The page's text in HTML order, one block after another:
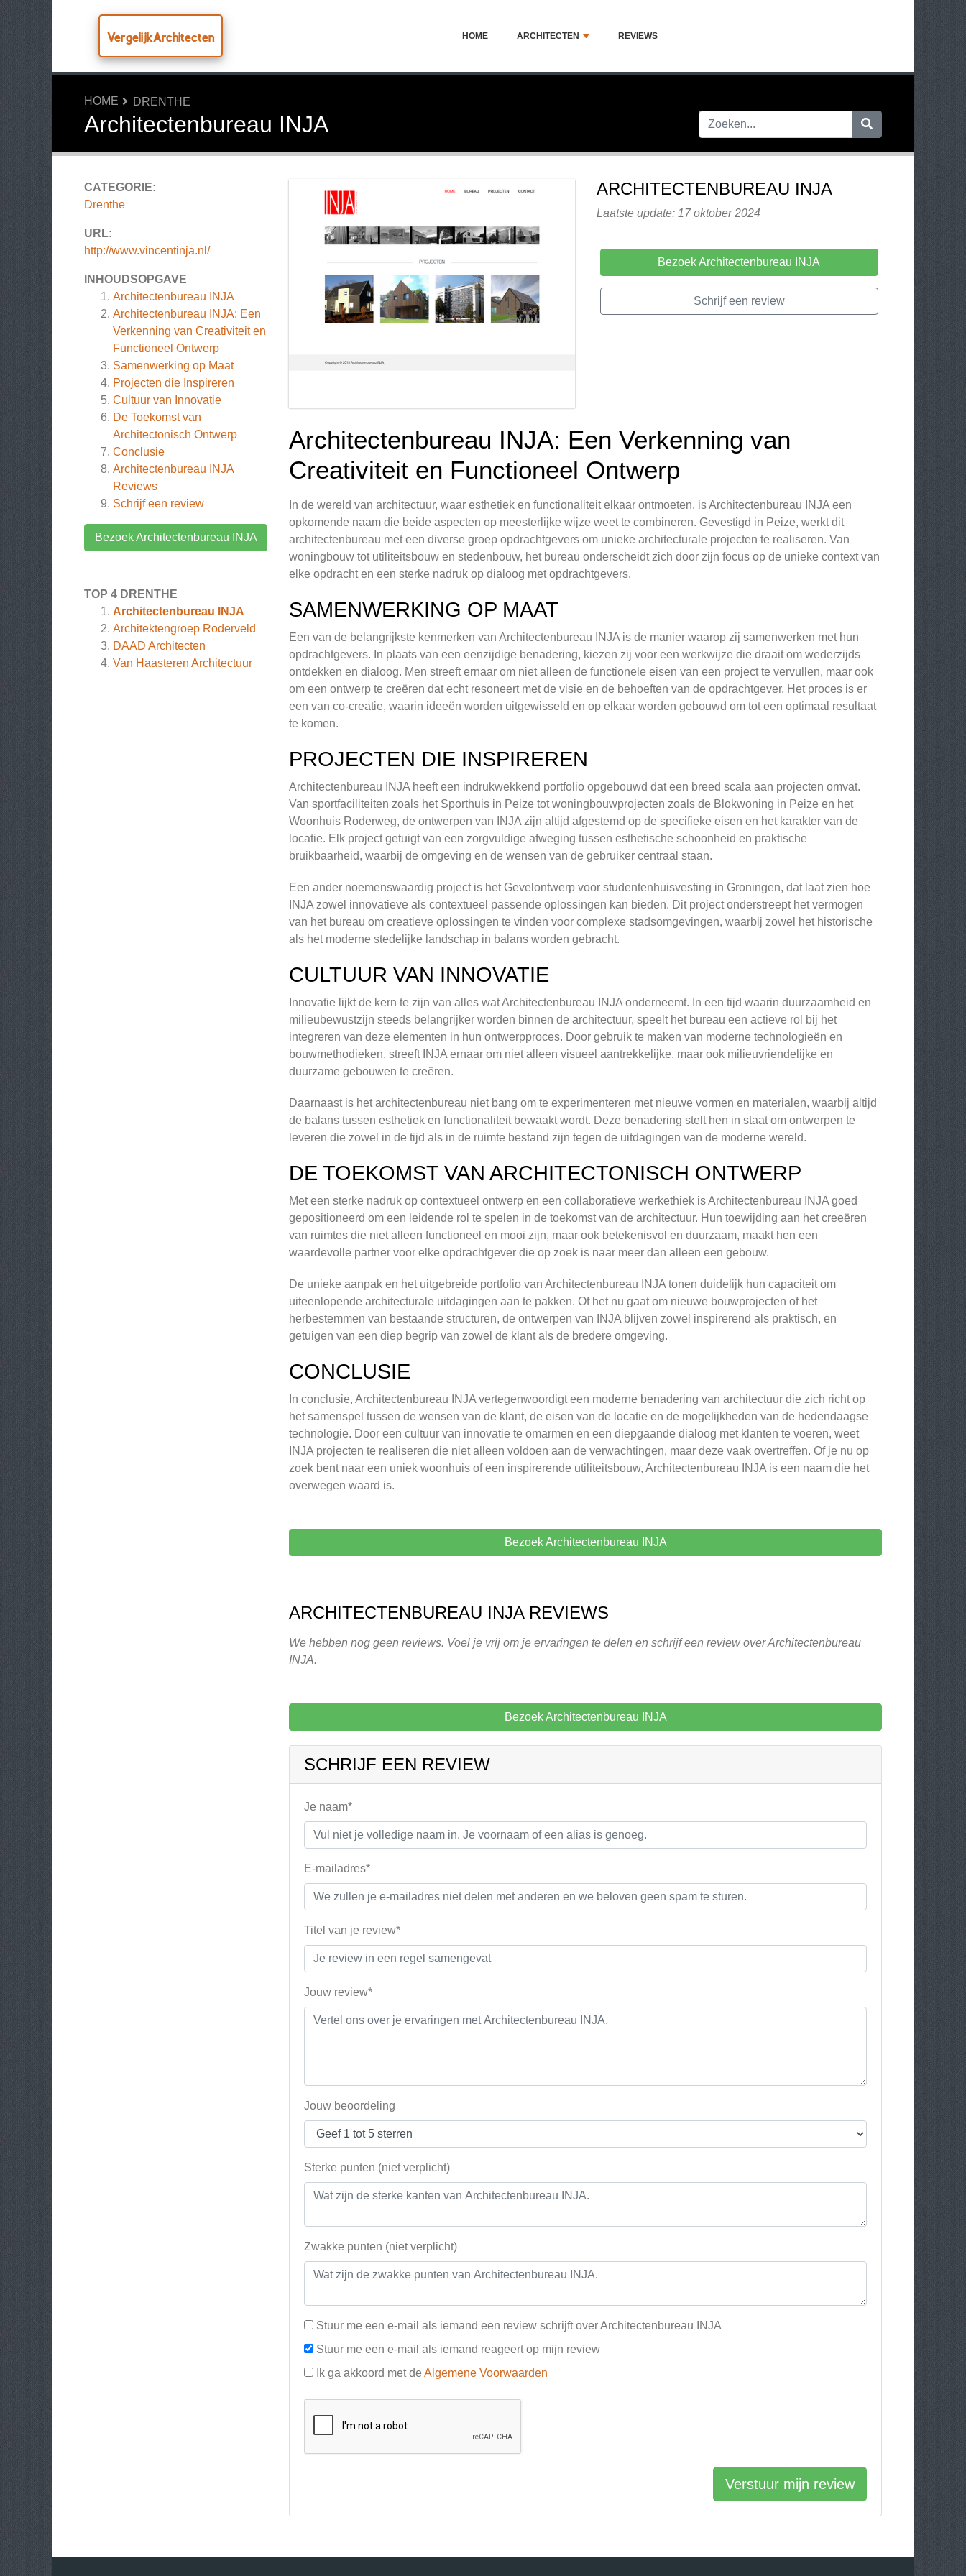
VergelijkArchitecten HOME ARCHITECTEN REVIEWS
HOME DRENTHE
Architectenbureau INJA
CATEGORIE:
Drenthe
URL:
http://www.vincentinja.nl/
INHOUDSOPGAVE
Architectenbureau INJA
Architectenbureau INJA: Een
Verkenning van Creativiteit en
Functioneel Ontwerp
Samenwerking op Maat
Projecten die Inspireren
Cultuur van Innovatie
De Toekomst van
Architectonisch Ontwerp
Conclusie
Architectenbureau INJA
Reviews
Schrijf een review
Bezoek Architectenbureau INJA
TOP 4 DRENTHE
Architectenbureau INJA
Architektengroep Roderveld
DAAD Architecten
Van Haasteren Architectuur
ARCHITECTENBUREAU INJA
Laatste update: 17 oktober 2024
Bezoek Architectenbureau INJA
Schrijf een review
Architectenbureau INJA: Een Verkenning van
Creativiteit en Functioneel Ontwerp
In de wereld van architectuur, waar esthetiek en functionaliteit elkaar ontmoeten, is Architectenbureau INJA een
opkomende naam die beide aspecten op meesterlijke wijze weet te combineren. Gevestigd in Peize, werkt dit
architectenbureau met een diverse groep opdrachtgevers om unieke architecturale projecten te realiseren. Van
woningbouw tot utiliteitsbouw en stedenbouw, het bureau onderscheidt zich door zijn focus op de unieke context van
elke opdracht en een sterke nadruk op dialoog met opdrachtgevers.
SAMENWERKING OP MAAT
Een van de belangrijkste kenmerken van Architectenbureau INJA is de manier waarop zij samenwerken met hun
opdrachtgevers. In plaats van een eenzijdige benadering, kiezen zij voor een werkwijze die draait om wederzijds
ontdekken en dialoog. Men streeft ernaar om niet alleen de functionele eisen van een project te vervullen, maar ook
om een ontwerp te creëren dat echt resoneert met de visie en de behoeften van de opdrachtgever. Het proces is er
een van co-creatie, waarin ideeën worden uitgewisseld en op elkaar worden gebouwd om tot een optimaal resultaat
te komen.
PROJECTEN DIE INSPIREREN
Architectenbureau INJA heeft een indrukwekkend portfolio opgebouwd dat een breed scala aan projecten omvat.
Van sportfaciliteiten zoals het Sporthuis in Peize tot woningbouwprojecten zoals de Blokwoning in Peize en het
Woonhuis Roderweg, de ontwerpen van INJA zijn altijd afgestemd op de specifieke eisen en het karakter van de
locatie. Elk project getuigt van een zorgvuldige afweging tussen esthetische schoonheid en praktische
bruikbaarheid, waarbij de omgeving en de wensen van de gebruiker centraal staan.
Een ander noemenswaardig project is het Gevelontwerp voor studentenhuisvesting in Groningen, dat laat zien hoe
INJA zowel innovatieve als contextueel passende oplossingen kan bieden. Dit project onderstreept het vermogen
van het bureau om creatieve oplossingen te vinden voor complexe stadsomgevingen, waarbij zowel het historische
als het moderne stedelijke landschap in balans worden gebracht.
CULTUUR VAN INNOVATIE
Innovatie lijkt de kern te zijn van alles wat Architectenbureau INJA onderneemt. In een tijd waarin duurzaamheid en
milieubewustzijn steeds belangrijker worden binnen de architectuur, speelt het bureau een actieve rol bij het
integreren van deze elementen in hun ontwerpproces. Door gebruik te maken van moderne technologieën en
bouwmethodieken, streeft INJA ernaar om niet alleen visueel aantrekkelijke, maar ook milieuvriendelijke en
duurzame gebouwen te creëren.
Daarnaast is het architectenbureau niet bang om te experimenteren met nieuwe vormen en materialen, waarbij altijd
de balans tussen esthetiek en functionaliteit bewaakt wordt. Deze benadering stelt hen in staat om ontwerpen te
leveren die zowel in de tijd als in de ruimte bestand zijn tegen de uitdagingen van de moderne wereld.
DE TOEKOMST VAN ARCHITECTONISCH ONTWERP
Met een sterke nadruk op contextueel ontwerp en een collaboratieve werkethiek is Architectenbureau INJA goed
gepositioneerd om een leidende rol te spelen in de toekomst van de architectuur. Hun toewijding aan het creeëren
van ruimtes die niet alleen functioneel en mooi zijn, maar ook betekenisvol en duurzaam, maakt hen een
waardevolle partner voor elke opdrachtgever die op zoek is naar meer dan alleen een gebouw.
De unieke aanpak en het uitgebreide portfolio van Architectenbureau INJA tonen duidelijk hun capaciteit om
uiteenlopende architecturale uitdagingen aan te pakken. Of het nu gaat om nieuwe bouwprojecten of het
herbestemmen van bestaande structuren, de ontwerpen van INJA blijven zowel inspirerend als praktisch, en
getuigen van een diep begrip van zowel de klant als de bredere omgeving.
CONCLUSIE
In conclusie, Architectenbureau INJA vertegenwoordigt een moderne benadering van architectuur die zich richt op
het samenspel tussen de wensen van de klant, de eisen van de locatie en de mogelijkheden van de hedendaagse
technologie. Door een cultuur van innovatie te omarmen en een diepgaande dialoog met klanten te voeren, weet
INJA projecten te realiseren die niet alleen voldoen aan de verwachtingen, maar deze vaak overtreffen. Of je nu op
zoek bent naar een uniek woonhuis of een inspirerende utiliteitsbouw, Architectenbureau INJA is een naam die het
overwegen waard is.
Bezoek Architectenbureau INJA
ARCHITECTENBUREAU INJA REVIEWS
We hebben nog geen reviews. Voel je vrij om je ervaringen te delen en schrijf een review over Architectenbureau
INJA.
Bezoek Architectenbureau INJA
SCHRIJF EEN REVIEW
Je naam*
E-mailadres*
Titel van je review*
Jouw review*
Jouw beoordeling
Sterke punten (niet verplicht)
Zwakke punten (niet verplicht)
Stuur me een e-mail als iemand een review schrijft over Architectenbureau INJA
Stuur me een e-mail als iemand reageert op mijn review
Ik ga akkoord met de Algemene Voorwaarden
Verstuur mijn review